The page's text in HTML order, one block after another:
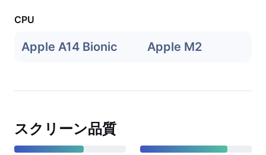
CPU
Apple A14 Bionic Apple M2
スクリーン品質